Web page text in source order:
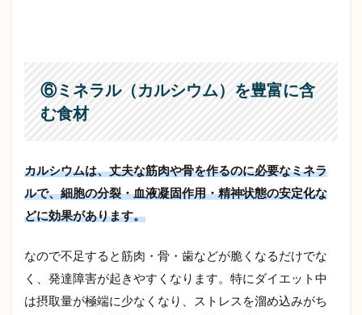
⑥ミネラル（カルシウム）を豊富に含
む食材
カルシウムは、丈夫な筋肉や骨を作るのに必要なミネラ
ルで、細胞の分裂・血液凝固作用・精神状態の安定化な
どに効果があります。
なので不足すると筋肉・骨・歯などが脆くなるだけでな
く、発達障害が起きやすくなります。特にダイエット中
は摂取量が極端に少なくなり、ストレスを溜め込みがち